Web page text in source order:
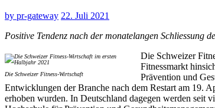
by pr-gateway 22. Juli 2021
Positive Tendenz nach der monatelangen Schliessung
Die Schweizer Fitness-Wirtschaft
Die Schweizer
Fitnessmarkt
Prävention und
Entwicklungen der Branche nach dem Restart am 19.
erhoben wurden. In Deutschland dagegen werden seit